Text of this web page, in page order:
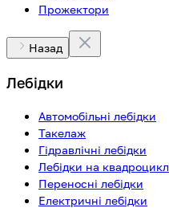
Прожектори
Назад
Лебідки
Автомобільні лебідки
Такелаж
Гідравлічні лебідки
Лебідки на квадроцикл
Переносні лебідки
Електричні лебідки